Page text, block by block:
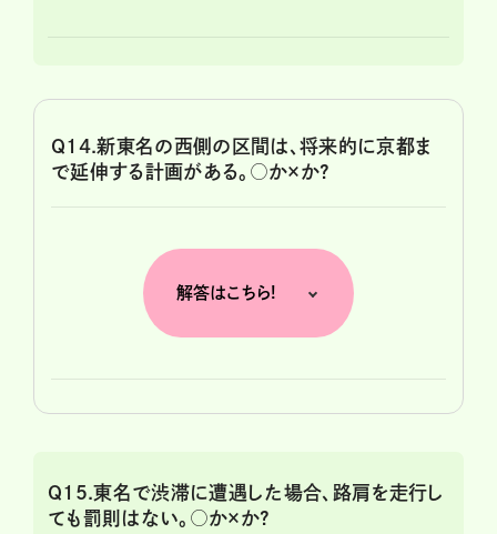
Q14.新東名の西側の区間は、将来的に京都ま
で延伸する計画がある。○か×か?
解答はこちら!
Q15.東名で渋滞に遭遇した場合、路肩を走行し
ても罰則はない。○か×か?